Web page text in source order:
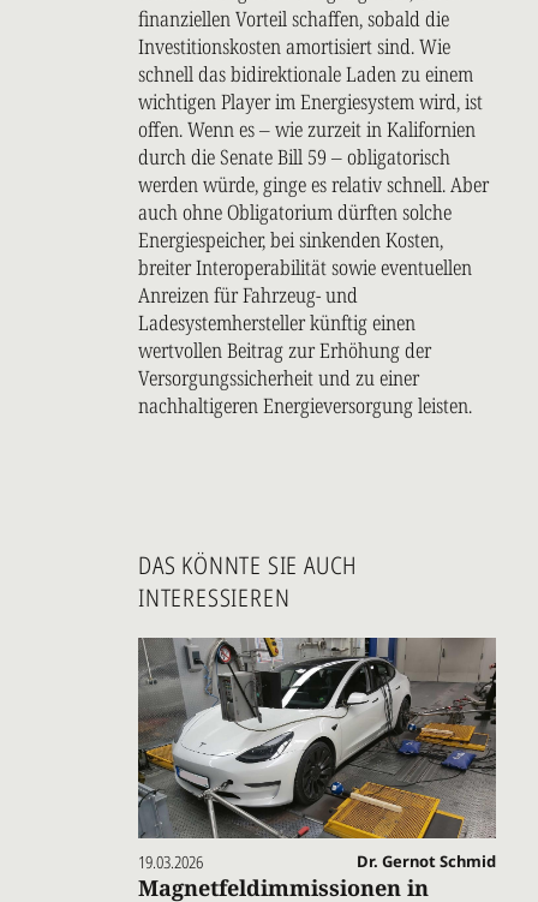
finanziellen Vorteil schaffen, sobald die
Investitionskosten amortisiert sind. Wie
schnell das bidirektionale Laden zu einem
wichtigen Player im Energiesystem wird, ist
offen. Wenn es – wie zurzeit in Kalifornien
durch die Senate Bill 59 – obligatorisch
werden würde, ginge es relativ schnell. Aber
auch ohne Obligatorium dürften solche
Energiespeicher, bei sinkenden Kosten,
breiter Interoperabilität sowie eventuellen
Anreizen für Fahrzeug- und
Ladesystemhersteller künftig einen
wertvollen Beitrag zur Erhöhung der
Versorgungssicherheit und zu einer
nachhaltigeren Energieversorgung leisten.
DAS KÖNNTE SIE AUCH
INTERESSIEREN
19.03.2026 Dr. Gernot Schmid
Magnetfeldimmissionen in